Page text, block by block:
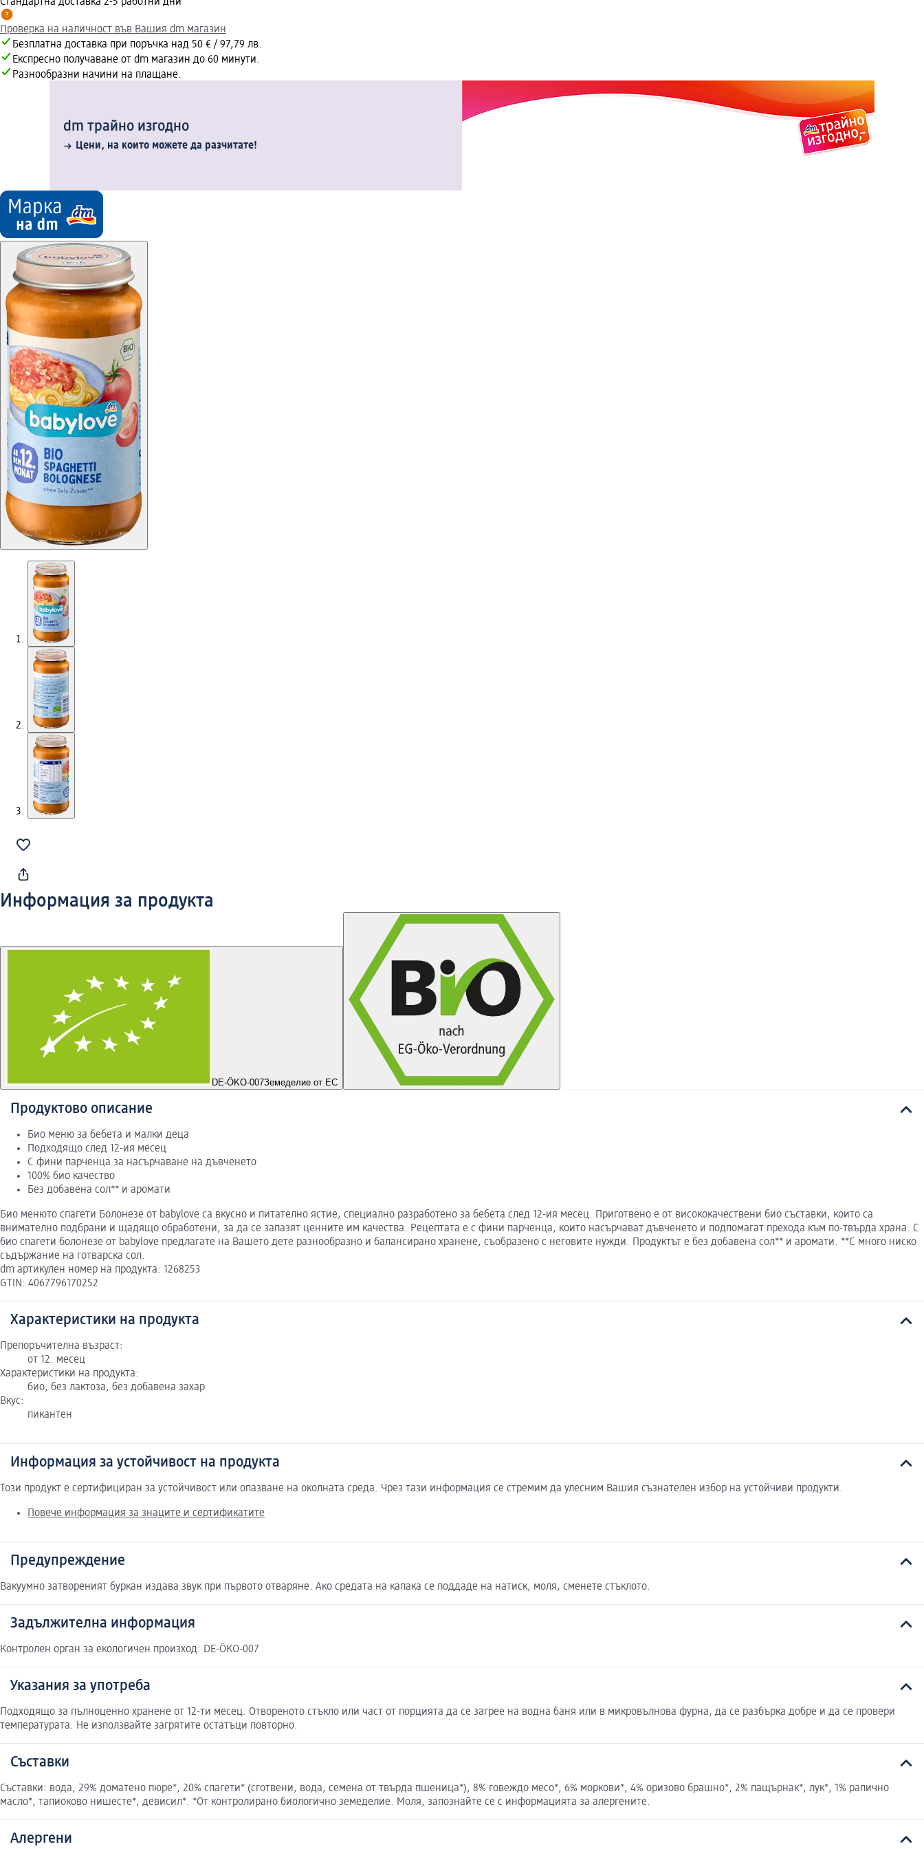
Стандартна доставка 2-5 работни дни
Проверка на наличност във Вашия dm магазин
Безплатна доставка при поръчка над 50 € / 97,79 лв.
Експресно получаване от dm магазин до 60 минути.
Разнообразни начини на плащане.
dm трайно изгодно
Цени, на които можете да разчитате!
Информация за продукта
DE-ÖKO-007Земеделие от ЕС
Продуктово описание
Био меню за бебета и малки деца
Подходящо след 12-ия месец
С фини парченца за насърчаване на дъвченето
100% био качество
Без добавена сол** и аромати
Био менюто спагети Болонезе от babylove са вкусно и питателно ястие, специално разработено за бебета след 12-ия месец. Приготвено е от висококачествени био съставки, които са
внимателно подбрани и щадящо обработени, за да се запазят ценните им качества. Рецептата е с фини парченца, които насърчават дъвченето и подпомагат прехода към по-твърда храна. С
био спагети болонезе от babylove предлагате на Вашето дете разнообразно и балансирано хранене, съобразено с неговите нужди. Продуктът е без добавена сол** и аромати. **С много ниско
съдържание на готварска сол.
dm артикулен номер на продукта: 1268253
GTIN: 4067796170252
Характеристики на продукта
Препоръчителна възраст:
от 12. месец
Характеристики на продукта:
био, без лактоза, без добавена захар
Вкус:
пикантен
Информация за устойчивост на продукта
Този продукт е сертифициран за устойчивост или опазване на околната среда. Чрез тази информация се стремим да улесним Вашия съзнателен избор на устойчиви продукти.
Повече информация за знаците и сертификатите
Предупреждение
Вакуумно затвореният буркан издава звук при първото отваряне. Ако средата на капака се поддаде на натиск, моля, сменете стъклото.
Задължителна информация
Контролен орган за екологичен произход: DE-ÖKO-007
Указания за употреба
Подходящо за пълноценно хранене от 12-ти месец. Отвореното стъкло или част от порцията да се загрее на водна баня или в микровълнова фурна, да се разбърка добре и да се провери
температурата. Не използвайте загрятите остатъци повторно.
Съставки
Съставки: вода, 29% доматено пюре*, 20% спагети* (сготвени, вода, семена от твърда пшеница*), 8% говеждо месо*, 6% моркови*, 4% оризово брашно*, 2% пащърнак*, лук*, 1% рапично
масло*, тапиоково нишесте*, девисил*. *От контролирано биологично земеделие. Моля, запознайте се с информацията за алергените.
Алергени